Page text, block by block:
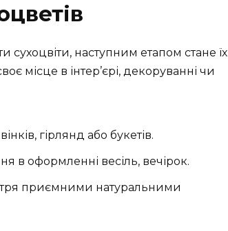
сухоцвіти, наступним етапом стане їх
місце в інтер’єрі, декоруванні чи
гірлянд або букетів.
в оформленні весіль, вечірок.
приємними натуральними